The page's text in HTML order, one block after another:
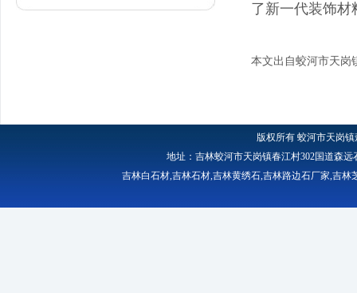
了新一代装饰材
本文出自蛟河市天岗
版权所有蛟河市天岗
地址：吉林蛟河市天岗镇春江村302国道森远
吉林白石材,吉林石材,吉林黄绣石,吉林路边石厂家,吉林